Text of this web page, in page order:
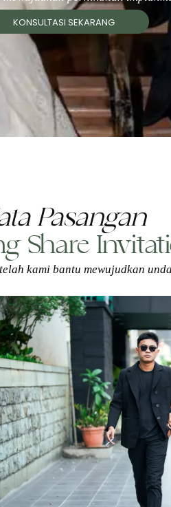
KONSULTASI SEKARANG
Pasangan
Share
kami bantu mewujudkan